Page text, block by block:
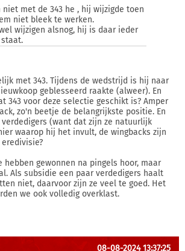
niet met de 343 he , hij wijzigde toen
niet bleek te werken.
wijzigen alsnog, hij is daar ieder
met 343. Tijdens de wedstrijd is hij naar
geblesseerd raakte (alweer). En
343 voor deze selectie geschikt is? Amper
zo'n beetje de belangrijkste positie. En
(want dat zijn ze natuurlijk
waarop hij het invult, de wingbacks zijn
hebben gewonnen na pingels hoor, maar
Als subsidie een paar verdedigers haalt
niet, daarvoor zijn ze veel te goed. Het
we ook volledig overklast.
08-08-2024 13:37:25